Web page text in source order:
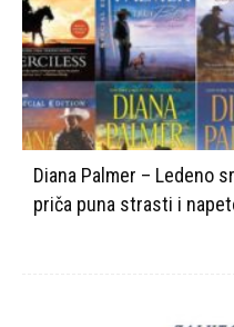
Diana Palmer – Ledeno
priča puna strasti i